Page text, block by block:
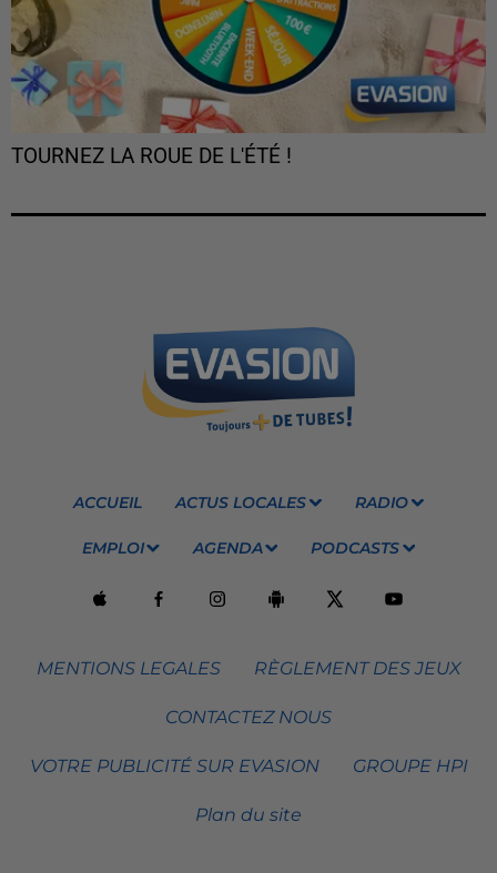
TOURNEZ LA ROUE DE L'ÉTÉ !
ACCUEIL ACTUS LOCALES RADIO
EMPLOI AGENDA PODCASTS
MENTIONS LEGALES RÈGLEMENT DES JEUX
CONTACTEZ NOUS
VOTRE PUBLICITÉ SUR EVASION GROUPE HPI
Plan du site